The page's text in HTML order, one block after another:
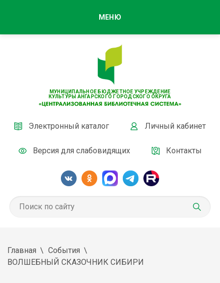
МУНИЦИПАЛЬНОЕ БЮДЖЕТНОЕ УЧРЕЖДЕНИЕ
КУЛЬТУРЫ АНГАРСКОГО ГОРОДСКОГО ОКРУГА
Электронный каталог Личный кабинет
Версия для слабовидящих Контакты
МЕНЮ
Главная
События
ВОЛШЕБНЫЙ СКАЗОЧНИК СИБИРИ